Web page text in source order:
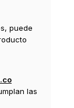
puede
las